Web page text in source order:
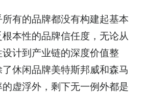
有的品牌都没有构建起基本
本性的品牌信任度，无论从
计到产业链的深度价值整
休闲品牌美特斯邦威和森马
虚浮外，剩下无一例外都是